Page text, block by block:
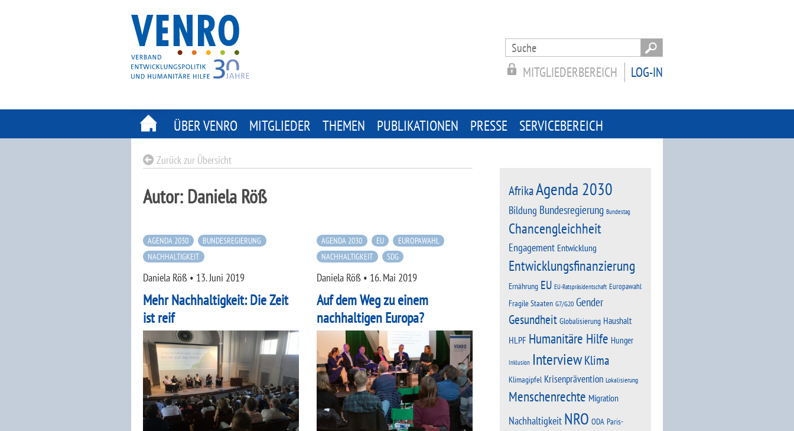
Search
for:
LOG-IN
MITGLIEDERBEREICH
ÜBER VENRO MITGLIEDER THEMEN PUBLIKATIONEN PRESSE SERVICEBEREICH
Zurück zur Übersicht
Autor: Daniela Röß
AGENDA 2030
BUNDESREGIERUNG
NACHHALTIGKEIT
Daniela Röß • 13. Juni 2019
Mehr Nachhaltigkeit: Die Zeit
ist reif
AGENDA 2030 EU
EUROPAWAHL
NACHHALTIGKEIT
SDG
Daniela Röß• 16. Mai 2019
Auf dem Weg zu einem
nachhaltigen Europa?
AfrikaAgenda 2030
Bildung Bundesregierung Bundestag
Chancengleichheit
Engagement Entwicklung
Entwicklungsfinanzierung
Ernährung EU EU-Ratspräsidentschaft Europawahl
Fragile Staaten G7/G20 Gender
Gesundheit Globalisierung Haushalt
HLPF Humanitäre Hilfe Hunger
Inklusion Interview Klima
Klimagipfel Krisenprävention Lokalisierung
Menschenrechte Migration
Nachhaltigkeit NRO ODA Paris-